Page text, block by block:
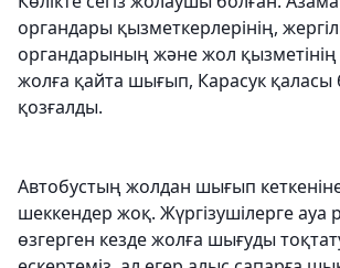
органдары қызметкерлерінің,
органдарының және жол қызметінің
жолға қайта шығып, Карасук қаласы
қозғалды.
Автобустың жолдан шығып
шеккендер жоқ. Жүргізушілерге ауа
өзгерген кезде жолға шығуды